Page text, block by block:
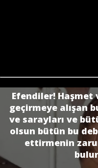
Efendiler! Haşmet
geçirmeye alışan
ve sarayları ve
olsun bütün bu
ettirmenin